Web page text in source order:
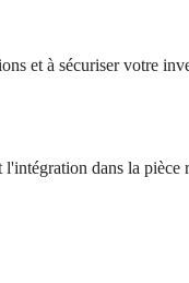
et à sécuriser votre
dans la pièce